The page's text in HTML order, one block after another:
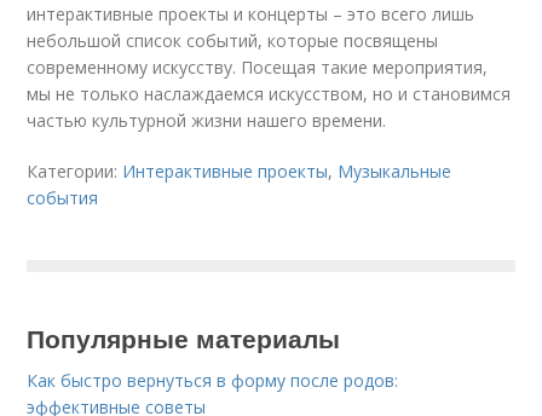
интерактивные проекты и концерты – это всего лишь
небольшой список событий, которые посвящены
современному искусству. Посещая такие мероприятия,
мы не только наслаждаемся искусством, но и становимся
частью культурной жизни нашего времени.
Категории: Интерактивные проекты, Музыкальные
события
Популярные материалы
Как быстро вернуться в форму после родов:
эффективные советы